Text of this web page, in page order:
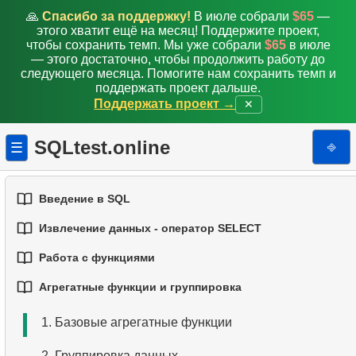
🙏 Спасибо за поддержку! В июле собрали $65 —
этого хватит ещё на месяц! Поддержите проект,
чтобы сохранить темп. Мы уже собрали $65в июле
— этого достаточно, чтобы продолжить работу до
следующего месяца. Помогите нам сохранить темп и
поддержать проект дальше.
Поддержать проект →
✕
☰ SQLtest.online ⎆
Введение в SQL
1.Введение в базы данных
Типы баз данных
Извлечение данных - оператор SELECT
1.Выборка данных из таблицы
2. Фильтрация данных
3. Объединение нескольких условий
Работа с функциями
1.Встроенные функции SQL
2. Основные строковые функции
Агрегатные функции и группировка
1. Базовые агрегатные функции